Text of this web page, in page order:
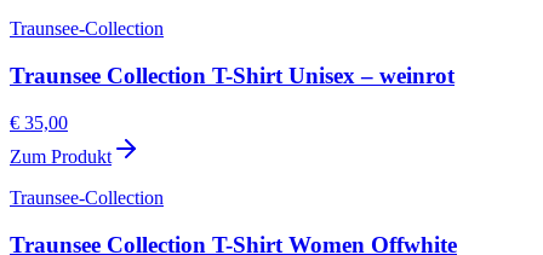
Traunsee-Collection
Traunsee Collection T-Shirt Unisex – weinrot
€ 35,00
Zum Produkt
Traunsee-Collection
Traunsee Collection T-Shirt Women Offwhite